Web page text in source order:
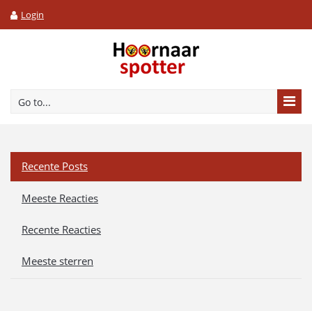
Login
Go to...
Recente Posts
Meeste Reacties
Recente Reacties
Meeste sterren